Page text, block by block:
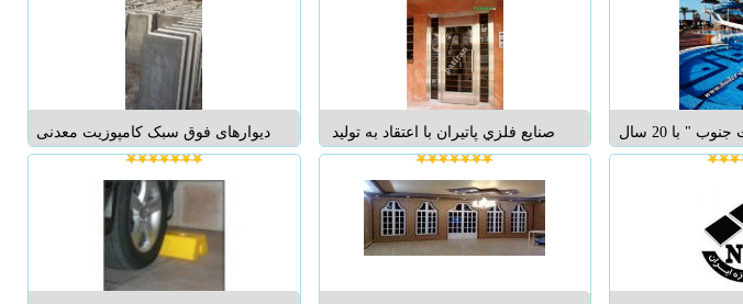
بدون خرابی و
زمان. نمای
ماندگار. مدیریت :
پانچ) ، وسط پانچ منظم و تمام پانچ
نامنظم - سازه کل...
محافظت ساختمان در برابر حریق
"شیراز تاسیست جنوب " با 20 سال
مدرن ترین
صنايع فلزي پاتيران با اعتقاد به توليد
کالاي ايراني با کيفيت ، کارايي بالا و
عمر مفيد طولاني اقدام به طراحي و
ساخت انواع درب استيل شامل : درب
استيل لابي ، درب استيل پارکينگي
،درب استيل ورودي ساختمان و ...
دیوارهای فوق سبک کامپوزیت معدنی
حیات وال((HAYAT WALL تحولی نو
درصنعت ساختمان با محصولات گروه
خانه ایرانی • وزن بسیار سبک:
(دیوارهای داخلی H1:35کیلوگرم بر
کیلوگرم بر متر...